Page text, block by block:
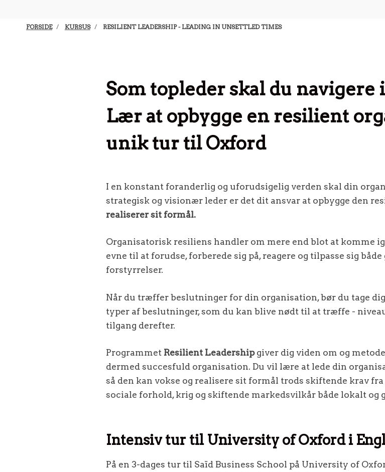
FORSIDE KURSUS RESILIENT LEADERSHIP - LEADING IN UNSETTLED TIMES
Som topleder skal du
Lær at opbygge en resilient
unik tur til Oxford
I en konstant foranderlig og uforudsigelig verden skal din
strategisk og visionær leder er det dit ansvar at opbygge den
realiserer sit formål.
Organisatorisk resiliens handler om mere end blot at komme
evne til at forudse, forberede sig på, reagere og tilpasse sig
forstyrrelser.
Når du træffer beslutninger for din organisation, bør du tage
typer af beslutninger, som du kan blive nødt til at træffe -
tilgang derefter.
Programmet Resilient Leadershipgiver dig viden om og
dermed succesfuld organisation. Du vil lære at lede din
så den kan vokse og realisere sit formål trods skiftende krav
sociale forhold, krig og skiftende markedsvilkår både lokalt og
Intensiv tur til University of Oxford i
På en 3-dages tur til Saïd Business School på University of